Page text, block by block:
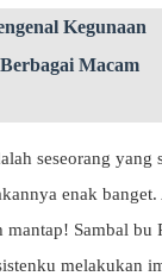
Kegunaan
Macam
seseorang yang
enak
Sambal bu
melakukan